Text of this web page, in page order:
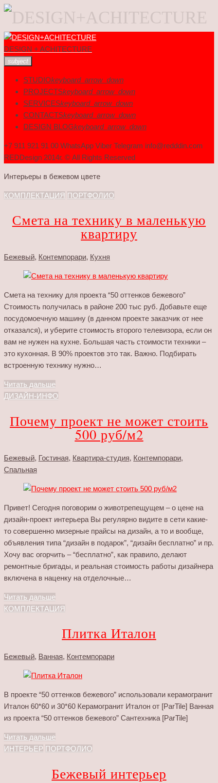
Skip
to
content
DESIGN + ACHITECTURE
subject
STUDIOkeyboard_arrow_down
PROJECTSkeyboard_arrow_down
SERVICESkeyboard_arrow_down
CONTACTSkeyboard_arrow_down
DESIGN BLOGkeyboard_arrow_down
+7 911 921 91 00 WhatsApp Viber Telegram info@redddin.com
REDDesign 2014г. © All Rights Reserved
Метка:
Бежевый
Интерьеры в бежевом цвете
КОМПЛЕКТАЦИЯ ПОРТФОЛИО
Смета на технику в маленькую
квартиру
Бежевый, Контемпорари, Кухня
Смета на технику для проекта “50 оттенков бежевого”
Стоимость получилась в районе 200 тыс руб. Добавьте еще
посудомоечную машину (в данном проекте заказчик от нее
отказался), и уберите стоимость второго телевизора, если он
вам не нужен на кухне. Большая часть стоимости техники –
это кухонная. В 90% проектов это так. Важно. Подбирать
встроенную технику нужно…
Читать дальше
ДИЗАЙН-ИНФО
Почему проект не может стоить
500 руб/м2
Бежевый, Гостиная, Квартира-студия, Контемпорари,
Спальная
Привет! Сегодня поговорим о животрепещущем – о цене на
дизайн-проект интерьера Вы регулярно видите в сети какие-
то совершенно мизерные прайсы на дизайн, а то и вообще,
объявления типа “дизайн в подарок”, “дизайн бесплатно” и пр.
Хочу вас огорчить – “бесплатно”, как правило, делают
ремонтные бригады, и реальная стоимость работы дизайнера
включена в наценку на отделочные…
Читать дальше
КОМПЛЕКТАЦИЯ
Плитка Италон
Бежевый, Ванная, Контемпорари
В проекте “50 оттенков бежевого” использовали керамогранит
Италон 60*60 и 30*60 Керамогранит Италон от [ParTile] Ванная
из проекта “50 оттенков бежевого” Сантехника [ParTile]
Читать дальше
ИНТЕРЬЕР ПОРТФОЛИО
Бежевый интерьер